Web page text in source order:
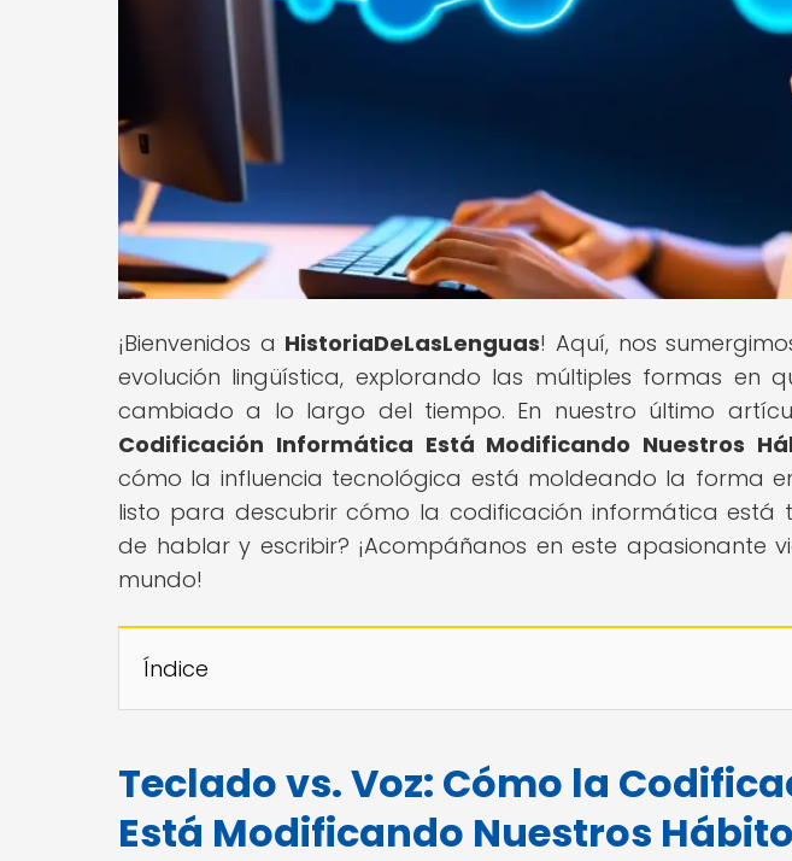
¡Bienvenidos a HistoriaDeLasLenguas! Aquí, nos
evolución lingüística, explorando las múltiples formas en
cambiado a lo largo del tiempo. En nuestro último
Codificación Informática Está Modificando Nuestros
cómo la influencia tecnológica está moldeando la forma
listo para descubrir cómo la codificación informática está
de hablar y escribir? ¡Acompáñanos en este apasionante
mundo!
Índice
Teclado vs. Voz: Cómo la
Está Modificando Nuestros